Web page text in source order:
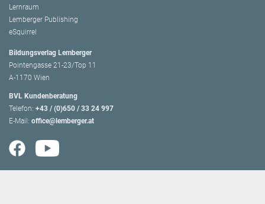
Lernraum
Lemberger Publishing
eSquirrel
Bildungsverlag Lemberger
Pointengasse 21-23/Top 11
A-1170 Wien
BVL Kundenberatung
Telefon: +43 / (0)650 / 33 24 997
E-Mail: office@lemberger.at